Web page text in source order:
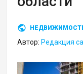
Автор: Редакция